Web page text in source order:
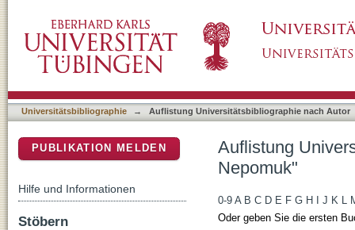
Universitätsbibliographie → Auflistung Universitätsbibliographie nach Autor
Auflistung
Nepomuk"
0-9 A B C D E F G H J K L
Oder geben Sie die ersten
PUBLIKATION MELDEN
Hilfe und Informationen
Stöbern